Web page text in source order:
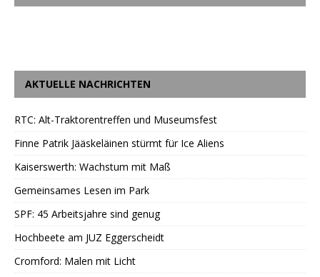
AKTUELLE NACHRICHTEN
RTC: Alt-Traktorentreffen und Museumsfest
Finne Patrik Jääskeläinen stürmt für Ice Aliens
Kaiserswerth: Wachstum mit Maß
Gemeinsames Lesen im Park
SPF: 45 Arbeitsjahre sind genug
Hochbeete am JUZ Eggerscheidt
Cromford: Malen mit Licht